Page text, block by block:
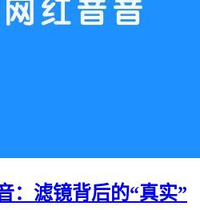
：滤镜背后的“真实”